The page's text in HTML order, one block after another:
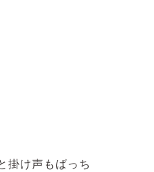
掛け声もばっち